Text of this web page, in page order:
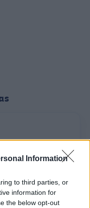
Information
to third parties, or
information for
the below opt-out